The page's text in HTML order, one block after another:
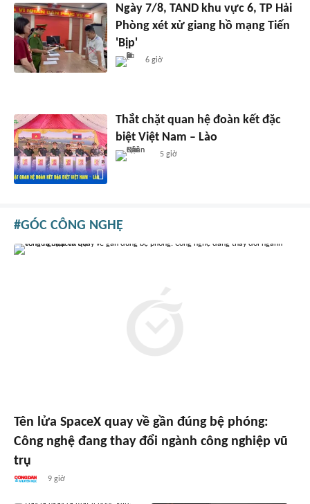
Ngày 7/8, TAND khu vực 6, TP Hải
Phòng xét xử giang hồ mạng Tiến
'Bịp'
6 giờ
Thắt chặt quan hệ đoàn kết đặc
biệt Việt Nam – Lào
5 giờ
GÓC CÔNG NGHỆ
Tên lửa SpaceX quay về gần đúng bệ phóng:
Công nghệ đang thay đổi ngành công nghiệp vũ
trụ
9 giờ